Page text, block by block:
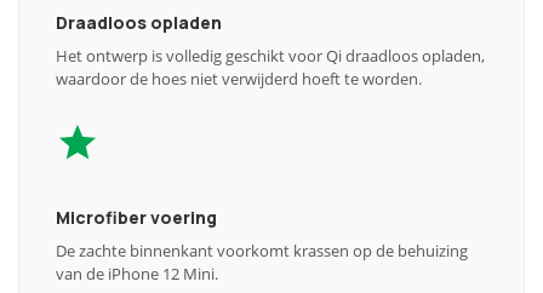
Draadloos opladen
Het ontwerp is volledig geschikt voor Qi draadloos opladen,
waardoor de hoes niet verwijderd hoeft te worden.
Microfiber voering
De zachte binnenkant voorkomt krassen op de behuizing
van de iPhone 12 Mini.